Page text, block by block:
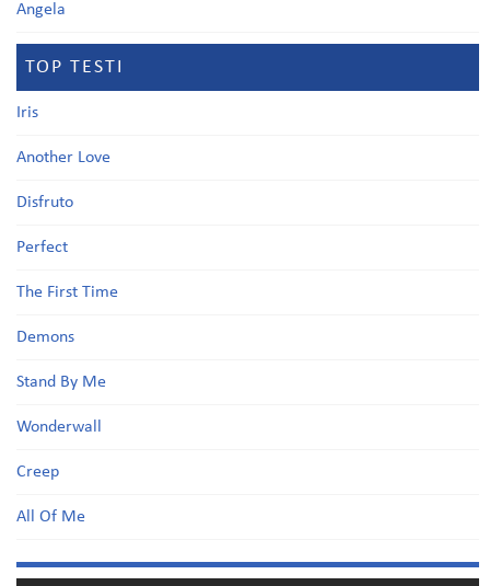
Angela
TOP TESTI
Iris
Another Love
Disfruto
Perfect
The First Time
Demons
Stand By Me
Wonderwall
Creep
All Of Me